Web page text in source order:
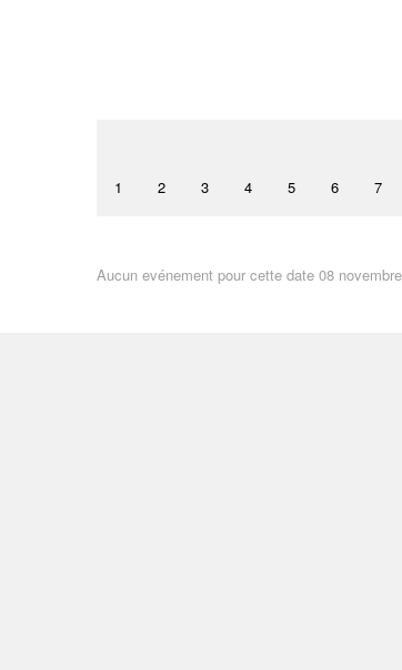
1 2 3 4 5 6 7
Aucun evénement pour cette date 08